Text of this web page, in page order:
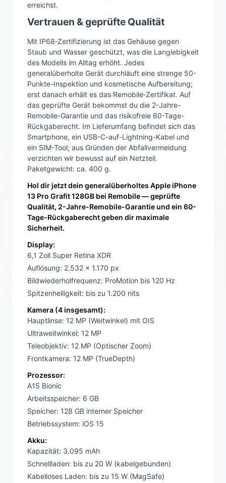
erreichst.
Vertrauen & geprüfte Qualität
Mit IP68‑Zertifizierung ist das Gehäuse gegen
Staub und Wasser geschützt, was die Langlebigkeit
des Modells im Alltag erhöht. Jedes
generalüberholte Gerät durchläuft eine strenge 50-
Punkte-Inspektion und kosmetische Aufbereitung;
erst danach erhält es das Remobile‑Zertifikat. Auf
das geprüfte Gerät bekommst du die 2-Jahre-
Remobile-Garantie und das risikofreie 60-Tage-
Rückgaberecht. Im Lieferumfang befindet sich das
Smartphone, ein USB-C-auf-Lightning-Kabel und
ein SIM-Tool; aus Gründen der Abfallvermeidung
verzichten wir bewusst auf ein Netzteil.
Paketgewicht: ca. 400 g.
Hol dir jetzt dein generalüberholtes Apple iPhone
13 Pro Grafit 128GB bei Remobile — geprüfte
Qualität, 2-Jahre-Remobile-Garantie und ein 60-
Tage-Rückgaberecht geben dir maximale
Sicherheit.
Display:
6,1 Zoll Super Retina XDR
Auflösung: 2.532 x 1.170 px
Bildwiederholfrequenz: ProMotion bis 120 Hz
Spitzenhelligkeit: bis zu 1.200 nits
Kamera (4 insgesamt):
Hauptlinse: 12 MP (Weitwinkel) mit OIS
Ultraweitwinkel: 12 MP
Teleobjektiv: 12 MP (Optischer Zoom)
Frontkamera: 12 MP (TrueDepth)
Prozessor:
A15 Bionic
Arbeitsspeicher: 6 GB
Speicher: 128 GB interner Speicher
Betriebssystem: iOS 15
Akku:
Kapazität: 3.095 mAh
Schnellladen: bis zu 20 W (kabelgebunden)
Kabelloses Laden: bis zu 15 W (MagSafe)